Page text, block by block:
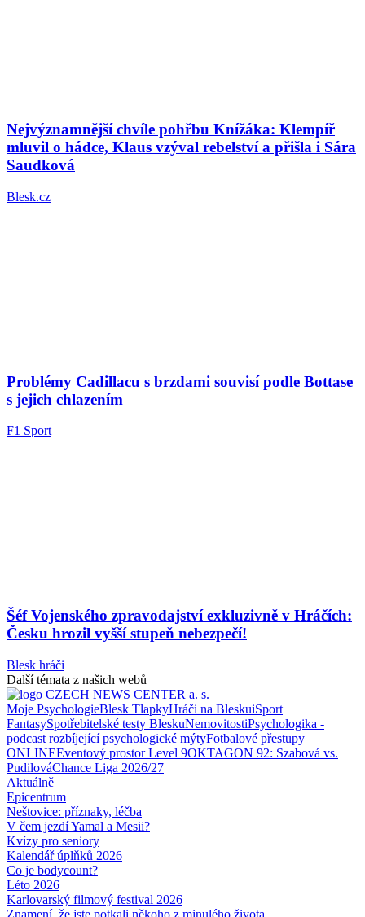
Nejvýznamnější chvíle pohřbu Knížáka: Klempíř
mluvil o hádce, Klaus vzýval rebelství a přišla i Sára
Saudková
Blesk.cz
Problémy Cadillacu s brzdami souvisí podle Bottase
s jejich chlazením
F1 Sport
Šéf Vojenského zpravodajství exkluzivně v Hráčích:
Česku hrozil vyšší stupeň nebezpečí!
Blesk hráči
Další témata z našich webů
Moje PsychologieBlesk TlapkyHráči na BleskuiSport
FantasySpotřebitelské testy BleskuNemovitostiPsychologika -
podcast rozbíjející psychologické mýtyFotbalové přestupy
ONLINEEventový prostor Level 9OKTAGON 92: Szabová vs.
PudilováChance Liga 2026/27
Aktuálně
Epicentrum
Neštovice: příznaky, léčba
V čem jezdí Yamal a Mesii?
Kvízy pro seniory
Kalendář úplňků 2026
Co je bodycount?
Léto 2026
Karlovarský filmový festival 2026
Znamení, že jste potkali někoho z minulého života